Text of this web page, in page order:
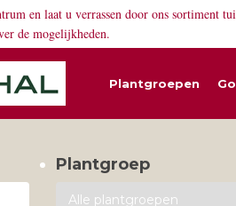
en laat u verrassen door ons sortiment
de mogelijkheden.
Plantgroepen
Plantgroep